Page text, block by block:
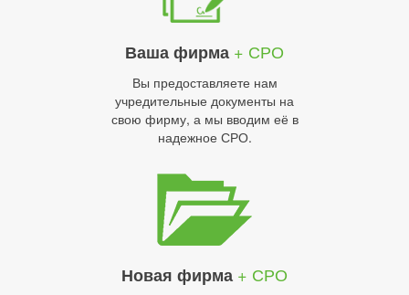
Ваша фирма + СРО
Вы предоставляете нам
учредительные документы на
свою фирму, а мы вводим её в
надежное СРО.
Новая фирма + СРО